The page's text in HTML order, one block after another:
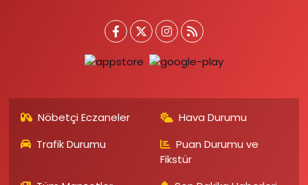
Nöbetçi Eczaneler
Hava Durumu
Trafik Durumu
Puan Durumu ve
Fikstür